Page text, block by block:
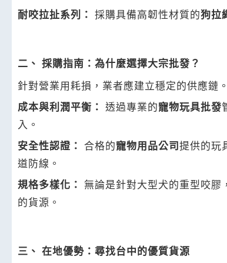
耐咬拉扯系列： 採購具備高韌性材質的狗拉
二、 採購指南：為什麼選擇大宗批發？
針對營業用耗損，業者應建立穩定的供應鏈。
成本與利潤平衡： 透過專業的寵物玩具批發
入。
安全性認證： 合格的寵物用品公司提供的玩
道防線。
規格多樣化： 無論是針對大型犬的重型咬膠
的貨源。
三、 在地優勢：尋找台中的優質貨源